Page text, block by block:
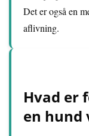
Det er også en
aflivning.
Hvad er
en hund